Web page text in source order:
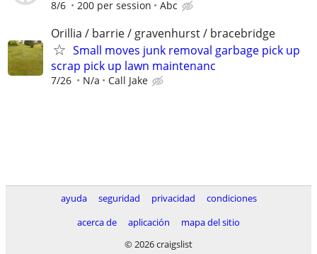
8/6 200 per session Abc
Orillia / barrie / gravenhurst / bracebridge
Small moves junk removal garbage pick up
scrap pick up lawn maintenanc
7/26 N/a Call Jake
ayuda seguridad privacidad
condiciones
acerca de
aplicación
mapa del sitio
© 2026 craigslist